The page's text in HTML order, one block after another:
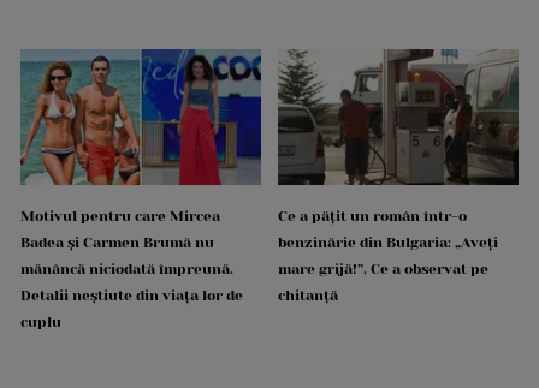
Motivul pentru care Mircea
Badea și Carmen Brumă nu
mănâncă niciodată împreună.
Detalii neștiute din viața lor de
cuplu
Ce a pățit un român într-o
benzinărie din Bulgaria: „Aveți
mare grijă!”. Ce a observat pe
chitanță